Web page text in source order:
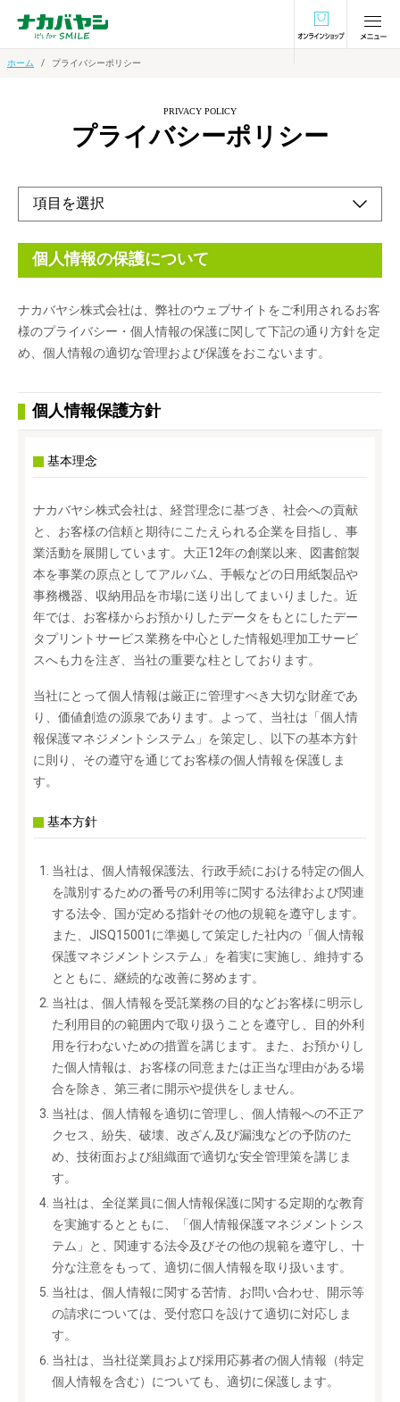
オンラインショ
ホーム プライバシーポリシー
PRIVACY POLICY
プライバシーポリシー
個人情報の保護について
ナカバヤシ株式会社は、弊社のウェブサイトをご利用されるお客
様のプライバシー・個人情報の保護に関して下記の通り方針を定
め、個人情報の適切な管理および保護をおこないます。
個人情報保護方針
基本理念
ナカバヤシ株式会社は、経営理念に基づき、社会への貢献
と、お客様の信頼と期待にこたえられる企業を目指し、事
業活動を展開しています。大正12年の創業以来、図書館製
本を事業の原点としてアルバム、手帳などの日用紙製品や
事務機器、収納用品を市場に送り出してまいりました。近
年では、お客様からお預かりしたデータをもとにしたデー
タプリントサービス業務を中心とした情報処理加工サービ
スへも力を注ぎ、当社の重要な柱としております。
当社にとって個人情報は厳正に管理すべき大切な財産であ
り、価値創造の源泉であります。よって、当社は「個人情
報保護マネジメントシステム」を策定し、以下の基本方針
に則り、その遵守を通じてお客様の個人情報を保護しま
す。
基本方針
当社は、個人情報保護法、行政手続における特定の個人
を識別するための番号の利用等に関する法律および関連
する法令、国が定める指針その他の規範を遵守します。
また、JISQ15001に準拠して策定した社内の「個人情報
保護マネジメントシステム」を着実に実施し、維持する
とともに、継続的な改善に努めます。
当社は、個人情報を受託業務の目的などお客様に明示し
た利用目的の範囲内で取り扱うことを遵守し、目的外利
用を行わないための措置を講じます。また、お預かりし
た個人情報は、お客様の同意または正当な理由がある場
合を除き、第三者に開示や提供をしません。
当社は、個人情報を適切に管理し、個人情報への不正ア
クセス、紛失、破壊、改ざん及び漏洩などの予防のた
め、技術面および組織面で適切な安全管理策を講じま
す。
当社は、全従業員に個人情報保護に関する定期的な教育
を実施するとともに、「個人情報保護マネジメントシス
テム」と、関連する法令及びその他の規範を遵守し、十
分な注意をもって、適切に個人情報を取り扱います。
当社は、個人情報に関する苦情、お問い合わせ、開示等
の請求については、受付窓口を設けて適切に対応しま
す。
当社は、当社従業員および採用応募者の個人情報（特定
個人情報を含む）についても、適切に保護します。